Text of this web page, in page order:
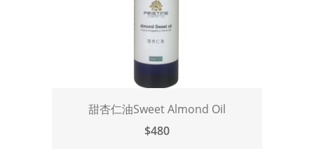
甜杏仁油Sweet Almond Oil
$480